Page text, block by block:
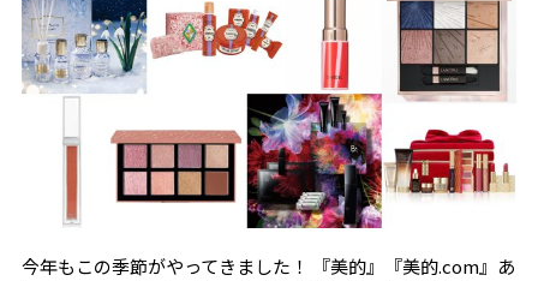
今年もこの季節がやってきました！ 『美的』『美的.com』あ